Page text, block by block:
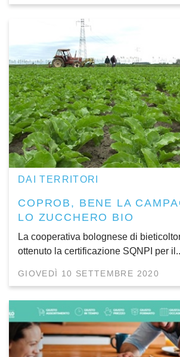
DAI TERRITORI
COPROB, BENE LA
LO ZUCCHERO BIO
La cooperativa bolognese di
ottenuto la certificazione SQNPI per
GIOVEDÌ 10 SETTEMBRE 2020